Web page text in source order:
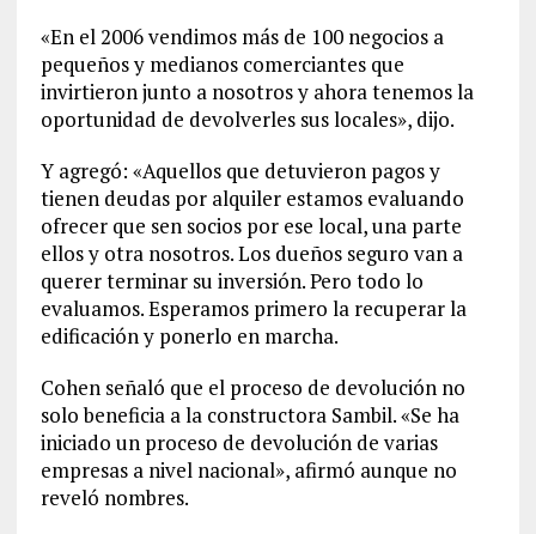
«En el 2006 vendimos más de 100 negocios a
pequeños y medianos comerciantes que
invirtieron junto a nosotros y ahora tenemos la
oportunidad de devolverles sus locales», dijo.
Y agregó: «Aquellos que detuvieron pagos y
tienen deudas por alquiler estamos evaluando
ofrecer que sen socios por ese local, una parte
ellos y otra nosotros. Los dueños seguro van a
querer terminar su inversión. Pero todo lo
evaluamos. Esperamos primero la recuperar la
edificación y ponerlo en marcha.
Cohen señaló que el proceso de devolución no
solo beneficia a la constructora Sambil. «Se ha
iniciado un proceso de devolución de varias
empresas a nivel nacional», afirmó aunque no
reveló nombres.